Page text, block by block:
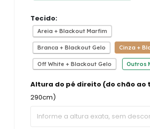
Tecido:
Areia + Blackout Marfim
Branca + Blackout Gelo Cinza +
Off White + Blackout Gelo Outros
Altura do pé direito (do chão ao
290cm)